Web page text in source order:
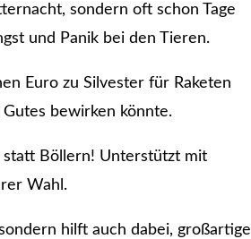
sondern oft schon Tage
und Panik bei den Tieren.
Euro zu Silvester für Raketen
bewirken könnte.
statt Böllern! Unterstützt mit
Wahl.
hilft auch dabei, großartige